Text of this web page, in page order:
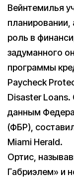
Вейнтемилья
роль в
задуманного
программы
Paycheck
Disaster
данным
(ФБР),
Miami Herald.
Ортис,
Габриэлем» и